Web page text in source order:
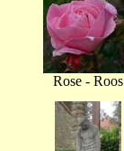
Rose - Roos